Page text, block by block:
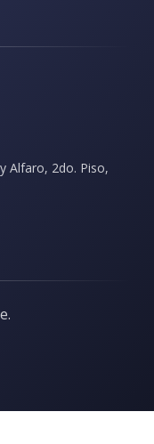
Alfaro, 2do. Piso,